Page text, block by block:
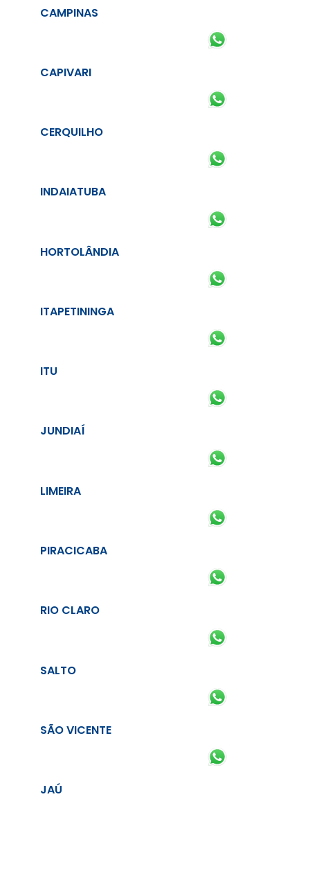
CAMPINAS
CAPIVARI
CERQUILHO
INDAIATUBA
HORTOLÂNDIA
ITAPETININGA
ITU
JUNDIAÍ
LIMEIRA
PIRACICABA
RIO CLARO
SALTO
SÃO VICENTE
JAÚ